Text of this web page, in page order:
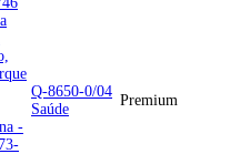
-
Q-8650-0/04
Saúde
Premium